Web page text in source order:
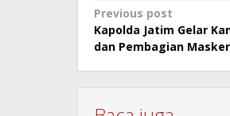
Post
navigation
Previous post
Kapolda Jatim Gelar
dan Pembagian